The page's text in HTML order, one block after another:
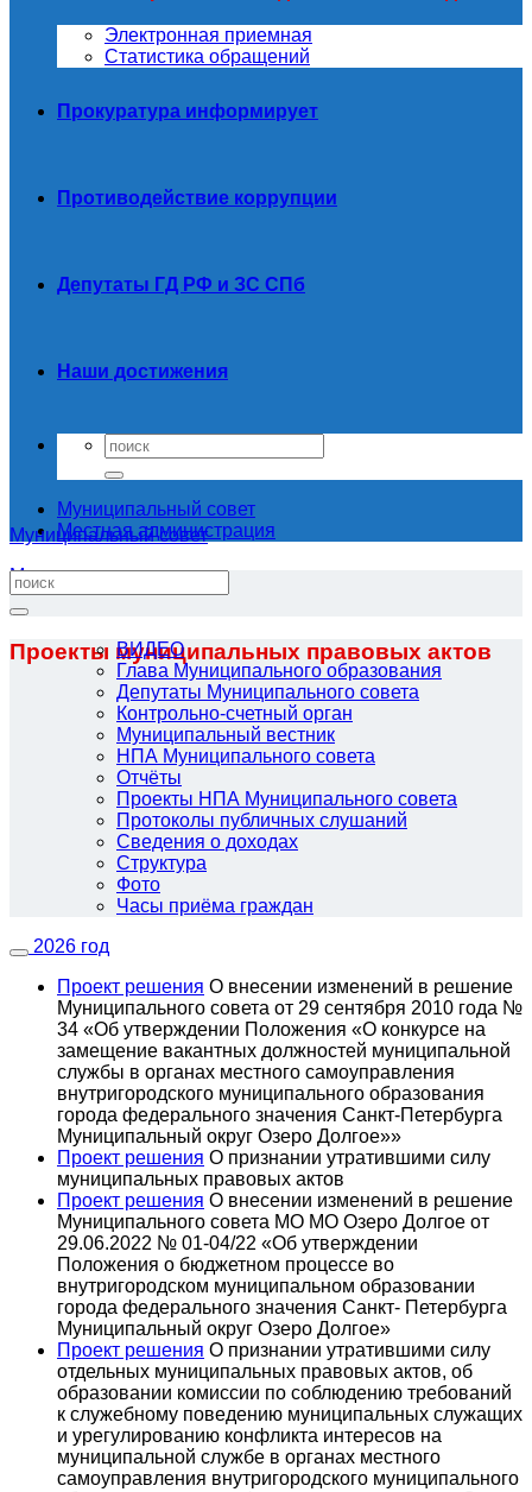
Электронная приемная
Статистика обращений
Прокуратура информирует
Противодействие коррупции
Депутаты ГД РФ и ЗС СПб
Наши достижения
Муниципальный совет
Местная администрация
Муниципальный совет
Местная администрация
Проекты муниципальных правовых актов
ВИДЕО
Глава Муниципального образования
Депутаты Муниципального совета
Контрольно-счетный орган
Муниципальный вестник
НПА Муниципального совета
Отчёты
Проекты НПА Муниципального совета
Протоколы публичных слушаний
Сведения о доходах
Структура
Фото
Часы приёма граждан
2026 год
Проект решения О внесении изменений в решение
Муниципального совета от 29 сентября 2010 года №
34 «Об утверждении Положения «О конкурсе на
замещение вакантных должностей муниципальной
службы в органах местного самоуправления
внутригородского муниципального образования
города федерального значения Санкт-Петербурга
Муниципальный округ Озеро Долгое»»
Проект решения О признании утратившими силу
муниципальных правовых актов
Проект решения О внесении изменений в решение
Муниципального совета МО МО Озеро Долгое от
29.06.2022 № 01-04/22 «Об утверждении
Положения о бюджетном процессе во
внутригородском муниципальном образовании
города федерального значения Санкт- Петербурга
Муниципальный округ Озеро Долгое»
Проект решения О признании утратившими силу
отдельных муниципальных правовых актов, об
образовании комиссии по соблюдению требований
к служебному поведению муниципальных служащих
и урегулированию конфликта интересов на
муниципальной службе в органах местного
самоуправления внутригородского муниципального